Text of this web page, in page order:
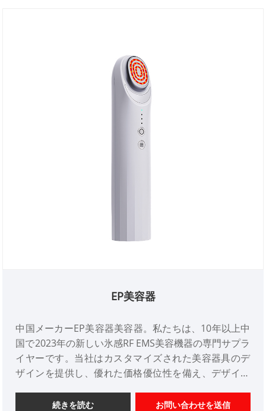
EP美容器
中国メーカーEP美容器美容器。私たちは、10年以上中
国で2023年の新しい氷感RF EMS美容機器の専門サプラ
イヤーです。当社はカスタマイズされた美容器具のデ
ザインを提供し、優れた価格優位性を備え、デザイン
いいたします。
続きを読む お問い合わせを送信